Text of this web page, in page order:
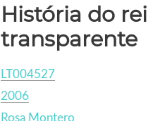
História do rei
transparente
LT004527
2006
Rosa Montero